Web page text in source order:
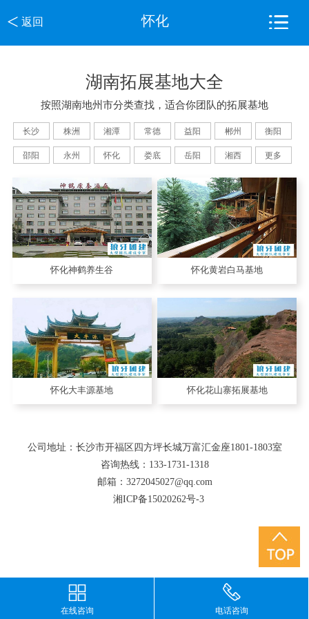
< 返回 怀化
湖南拓展基地大全
按照湖南地州市分类查找，适合你团队的拓展基地
长沙 株洲 湘潭 常德 益阳 郴州 衡阳
邵阳 永州 怀化 娄底 岳阳 湘西 更多
怀化神鹤养生谷 怀化黄岩白马基地
怀化大丰源基地 怀化花山寨拓展基地
公司地址：长沙市开福区四方坪长城万富汇金座1801-1803室
咨询热线：133-1731-1318
邮箱：3272045027@qq.com
湘ICP备15020262号-3
在线咨询 电话咨询